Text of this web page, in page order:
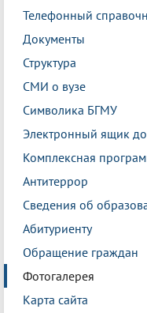
Телефонный
Документы
Структура
СМИ о вузе
Символика БГМУ
Электронный ящик
Комплексная
Антитеррор
Сведения об
Абитуриенту
Обращение граждан
Фотогалерея
Карта сайта